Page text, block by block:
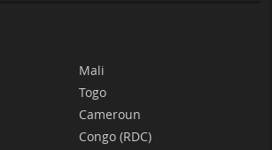
Mali
Togo
Cameroun
Congo (RDC)